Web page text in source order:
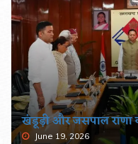
पौड़ी को 110 करोड़ की
June 17, 2026